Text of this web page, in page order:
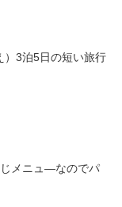
）3泊5日の短い旅行
メニュ―なのでパ